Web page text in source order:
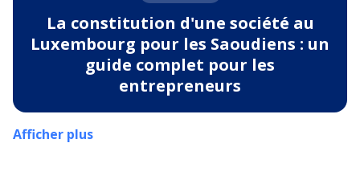
La constitution d'une société au
Luxembourg pour les Saoudiens : un
guide complet pour les
entrepreneurs
Afficher plus